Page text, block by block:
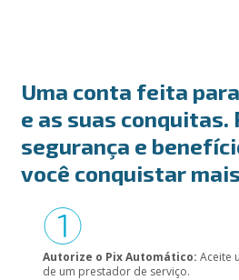
Uma conta feita
e as suas conquitas.
segurança e
você conquistar
Autorize o Pix Automático: Aceite
de um prestador de serviço.